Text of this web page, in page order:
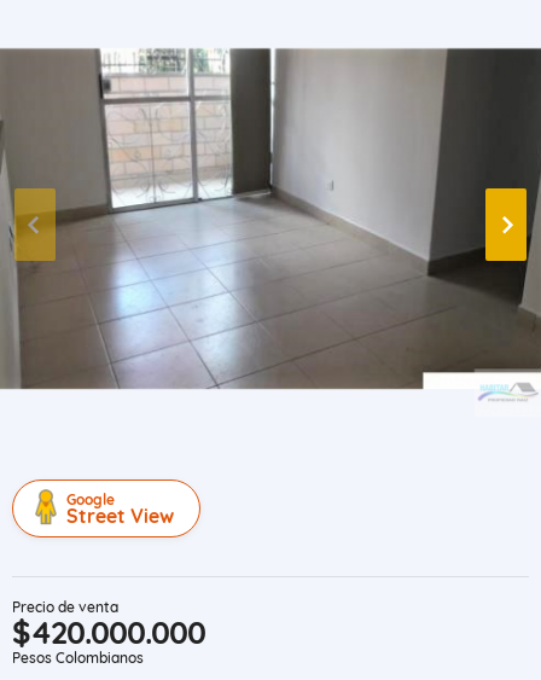
Google
Street View
Precio de venta
$420.000.000
Pesos Colombianos